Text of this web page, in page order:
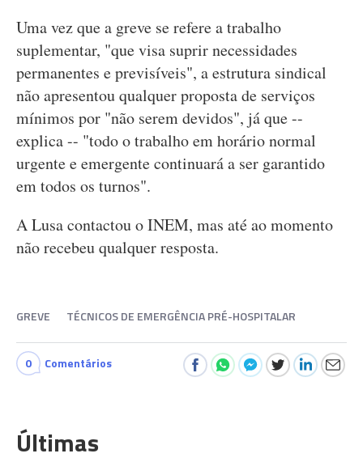
Uma vez que a greve se refere a trabalho
suplementar, "que visa suprir necessidades
permanentes e previsíveis", a estrutura sindical
não apresentou qualquer proposta de serviços
mínimos por "não serem devidos", já que --
explica -- "todo o trabalho em horário normal
urgente e emergente continuará a ser garantido
em todos os turnos".
A Lusa contactou o INEM, mas até ao momento
não recebeu qualquer resposta.
GREVE TÉCNICOS DE EMERGÊNCIA PRÉ-HOSPITALAR
0 Comentários
Últimas